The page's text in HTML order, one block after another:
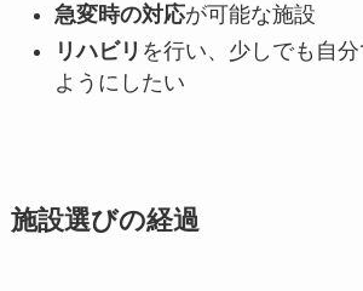
急変時の対応が可能な施設
リハビリ を行い、少しでも自
ようにしたい
施設選びの経過